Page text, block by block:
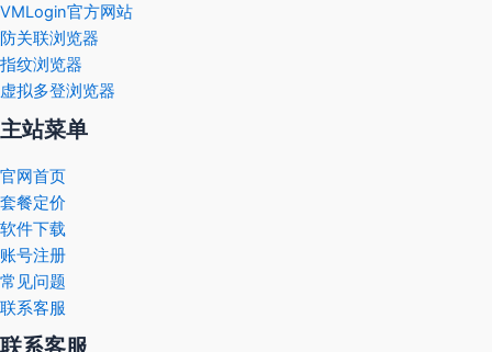
VMLogin官方网站
防关联浏览器
指纹浏览器
虚拟多登浏览器
主站菜单
官网首页
套餐定价
软件下载
账号注册
常见问题
联系客服
联系客服